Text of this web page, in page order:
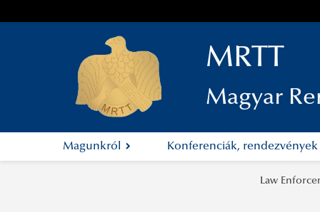
MRTT
Magyar
Magunkról Konferenciák, rendezvények
Law